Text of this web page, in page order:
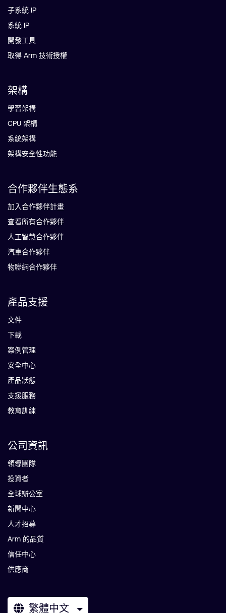
子系統 IP
系統 IP
開發工具
取得 Arm 技術授權
架構
學習架構
CPU 架構
系統架構
架構安全性功能
合作夥伴生態系
加入合作夥伴計畫
查看所有合作夥伴
人工智慧合作夥伴
汽車合作夥伴
物聯網合作夥伴
產品支援
文件
下載
案例管理
安全中心
產品狀態
支援服務
教育訓練
公司資訊
領導團隊
投資者
全球辦公室
新聞中心
人才招募
Arm 的品質
信任中心
供應商
繁體中文